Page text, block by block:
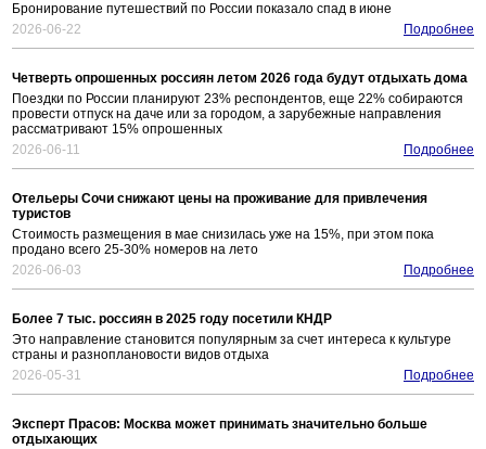
Бронирование путешествий по России показало спад в июне
2026-06-22
Подробнее
Четверть опрошенных россиян летом 2026 года будут отдыхать дома
Поездки по России планируют 23% респондентов, еще 22% собираются
провести отпуск на даче или за городом, а зарубежные направления
рассматривают 15% опрошенных
2026-06-11
Подробнее
Отельеры Сочи снижают цены на проживание для привлечения
туристов
Стоимость размещения в мае снизилась уже на 15%, при этом пока
продано всего 25-30% номеров на лето
2026-06-03
Подробнее
Более 7 тыс. россиян в 2025 году посетили КНДР
Это направление становится популярным за счет интереса к культуре
страны и разноплановости видов отдыха
2026-05-31
Подробнее
Эксперт Прасов: Москва может принимать значительно больше
отдыхающих